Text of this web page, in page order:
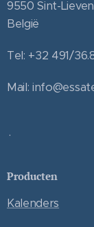
9550 Sint-
België
Tel: +32 491/
Mail:
.
Producten
Kalenders